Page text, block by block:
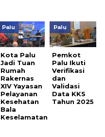
Palu
Kota Palu
Jadi Tuan
Rumah
Rakernas
XIV Yayasan
Pelayanan
Kesehatan
Bala
Keselamatan
Palu
Pemkot
Palu Ikuti
Verifikasi
dan
Validasi
Data KKS
Tahun 2025